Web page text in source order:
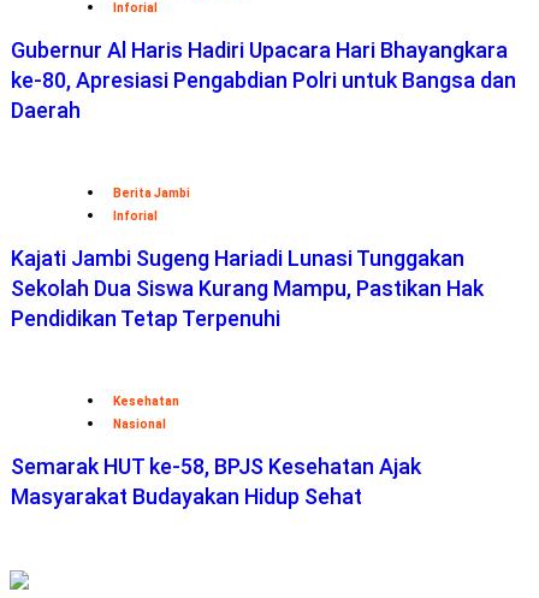
Inforial
Gubernur Al Haris Hadiri Upacara Hari Bhayangkara
ke-80, Apresiasi Pengabdian Polri untuk Bangsa dan
Daerah
Berita Jambi
Inforial
Kajati Jambi Sugeng Hariadi Lunasi Tunggakan
Sekolah Dua Siswa Kurang Mampu, Pastikan Hak
Pendidikan Tetap Terpenuhi
Kesehatan
Nasional
Semarak HUT ke-58, BPJS Kesehatan Ajak
Masyarakat Budayakan Hidup Sehat